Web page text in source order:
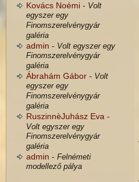
Kovács Noémi - Volt
egyszer egy
Finomszerelvénygyár
galéria
admin - Volt egyszer egy
Finomszerelvénygyár
galéria
Ábrahám Gábor - Volt
egyszer egy
Finomszerelvénygyár
galéria
RuszinnèJuhász Eva -
Volt egyszer egy
Finomszerelvénygyár
galéria
admin - Felnémeti
modellező pálya